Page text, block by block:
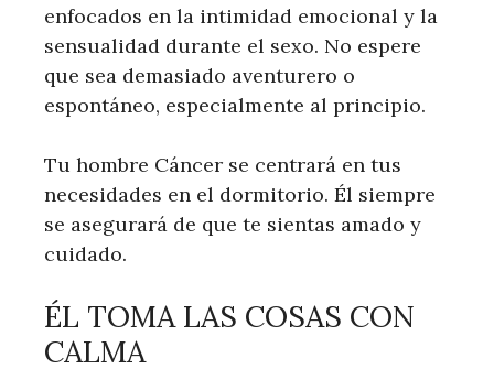
enfocados en la intimidad emocional y la
sensualidad durante el sexo. No espere
que sea demasiado aventurero o
espontáneo, especialmente al principio.
Tu hombre Cáncer se centrará en tus
necesidades en el dormitorio. Él siempre
se asegurará de que te sientas amado y
cuidado.
ÉL TOMA LAS COSAS CON
CALMA